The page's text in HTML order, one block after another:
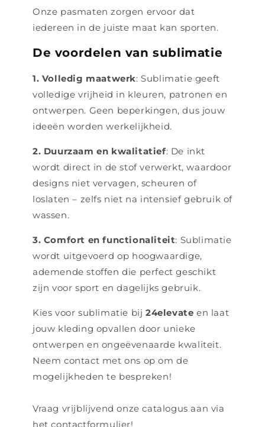
Onze pasmaten zorgen ervoor dat
iedereen in de juiste maat kan sporten.
De voordelen van sublimatie
1. Volledig maatwerk: Sublimatie geeft
volledige vrijheid in kleuren, patronen en
ontwerpen. Geen beperkingen, dus jouw
ideeën worden werkelijkheid.
2. Duurzaam en kwalitatief: De inkt
wordt direct in de stof verwerkt, waardoor
designs niet vervagen, scheuren of
loslaten – zelfs niet na intensief gebruik of
wassen.
3. Comfort en functionaliteit: Sublimatie
wordt uitgevoerd op hoogwaardige,
ademende stoffen die perfect geschikt
zijn voor sport en dagelijks gebruik.
Kies voor sublimatie bij 24elevate en laat
jouw kleding opvallen door unieke
ontwerpen en ongeëvenaarde kwaliteit.
Neem contact met ons op om de
mogelijkheden te bespreken!
Vraag vrijblijvend onze catalogus aan via
het contactformulier!